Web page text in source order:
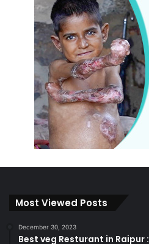
Most Viewed Posts
December 30, 2023
Best veg Resturant in Raipur :